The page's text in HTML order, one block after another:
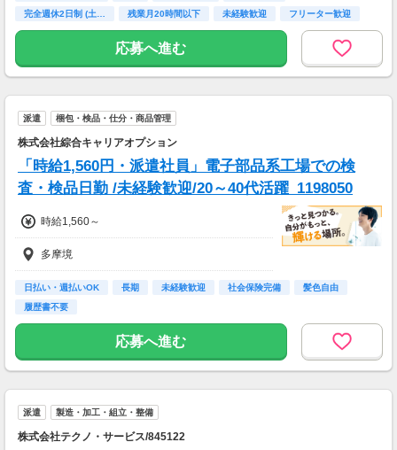
完全週休2日制 (土…
残業月20時間以下 未経験歓迎
フリーター歓迎
学歴不問
応募へ進む
派遣 梱包・検品・仕分・商品管理
株式会社綜合キャリアオプション
「時給1,560円・派遣社員」電子部品系工場での検
査・検品日勤 /未経験歓迎/20～40代活躍_1198050
時給1,560～
多摩境
日払い・週払いOK 長期 未経験歓迎 社会保険完備
髪色自由
履歴書不要
応募へ進む
派遣 製造・加工・組立・整備
株式会社テクノ・サービス/845122